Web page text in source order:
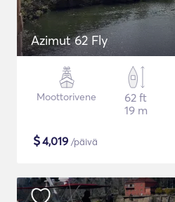
Azimut 62 Fly
Moottorivene
62 ft
19 m
$4,019 /päivä